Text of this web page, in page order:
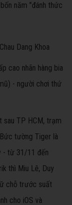
năm "đánh thức
cao nhãn hàng bia
- người chơi thứ
sau TP HCM, trạm
tường Tiger là
- từ 31/11 đến
thì Miu Lê, Duy
chỗ trước suất
cho iOS và